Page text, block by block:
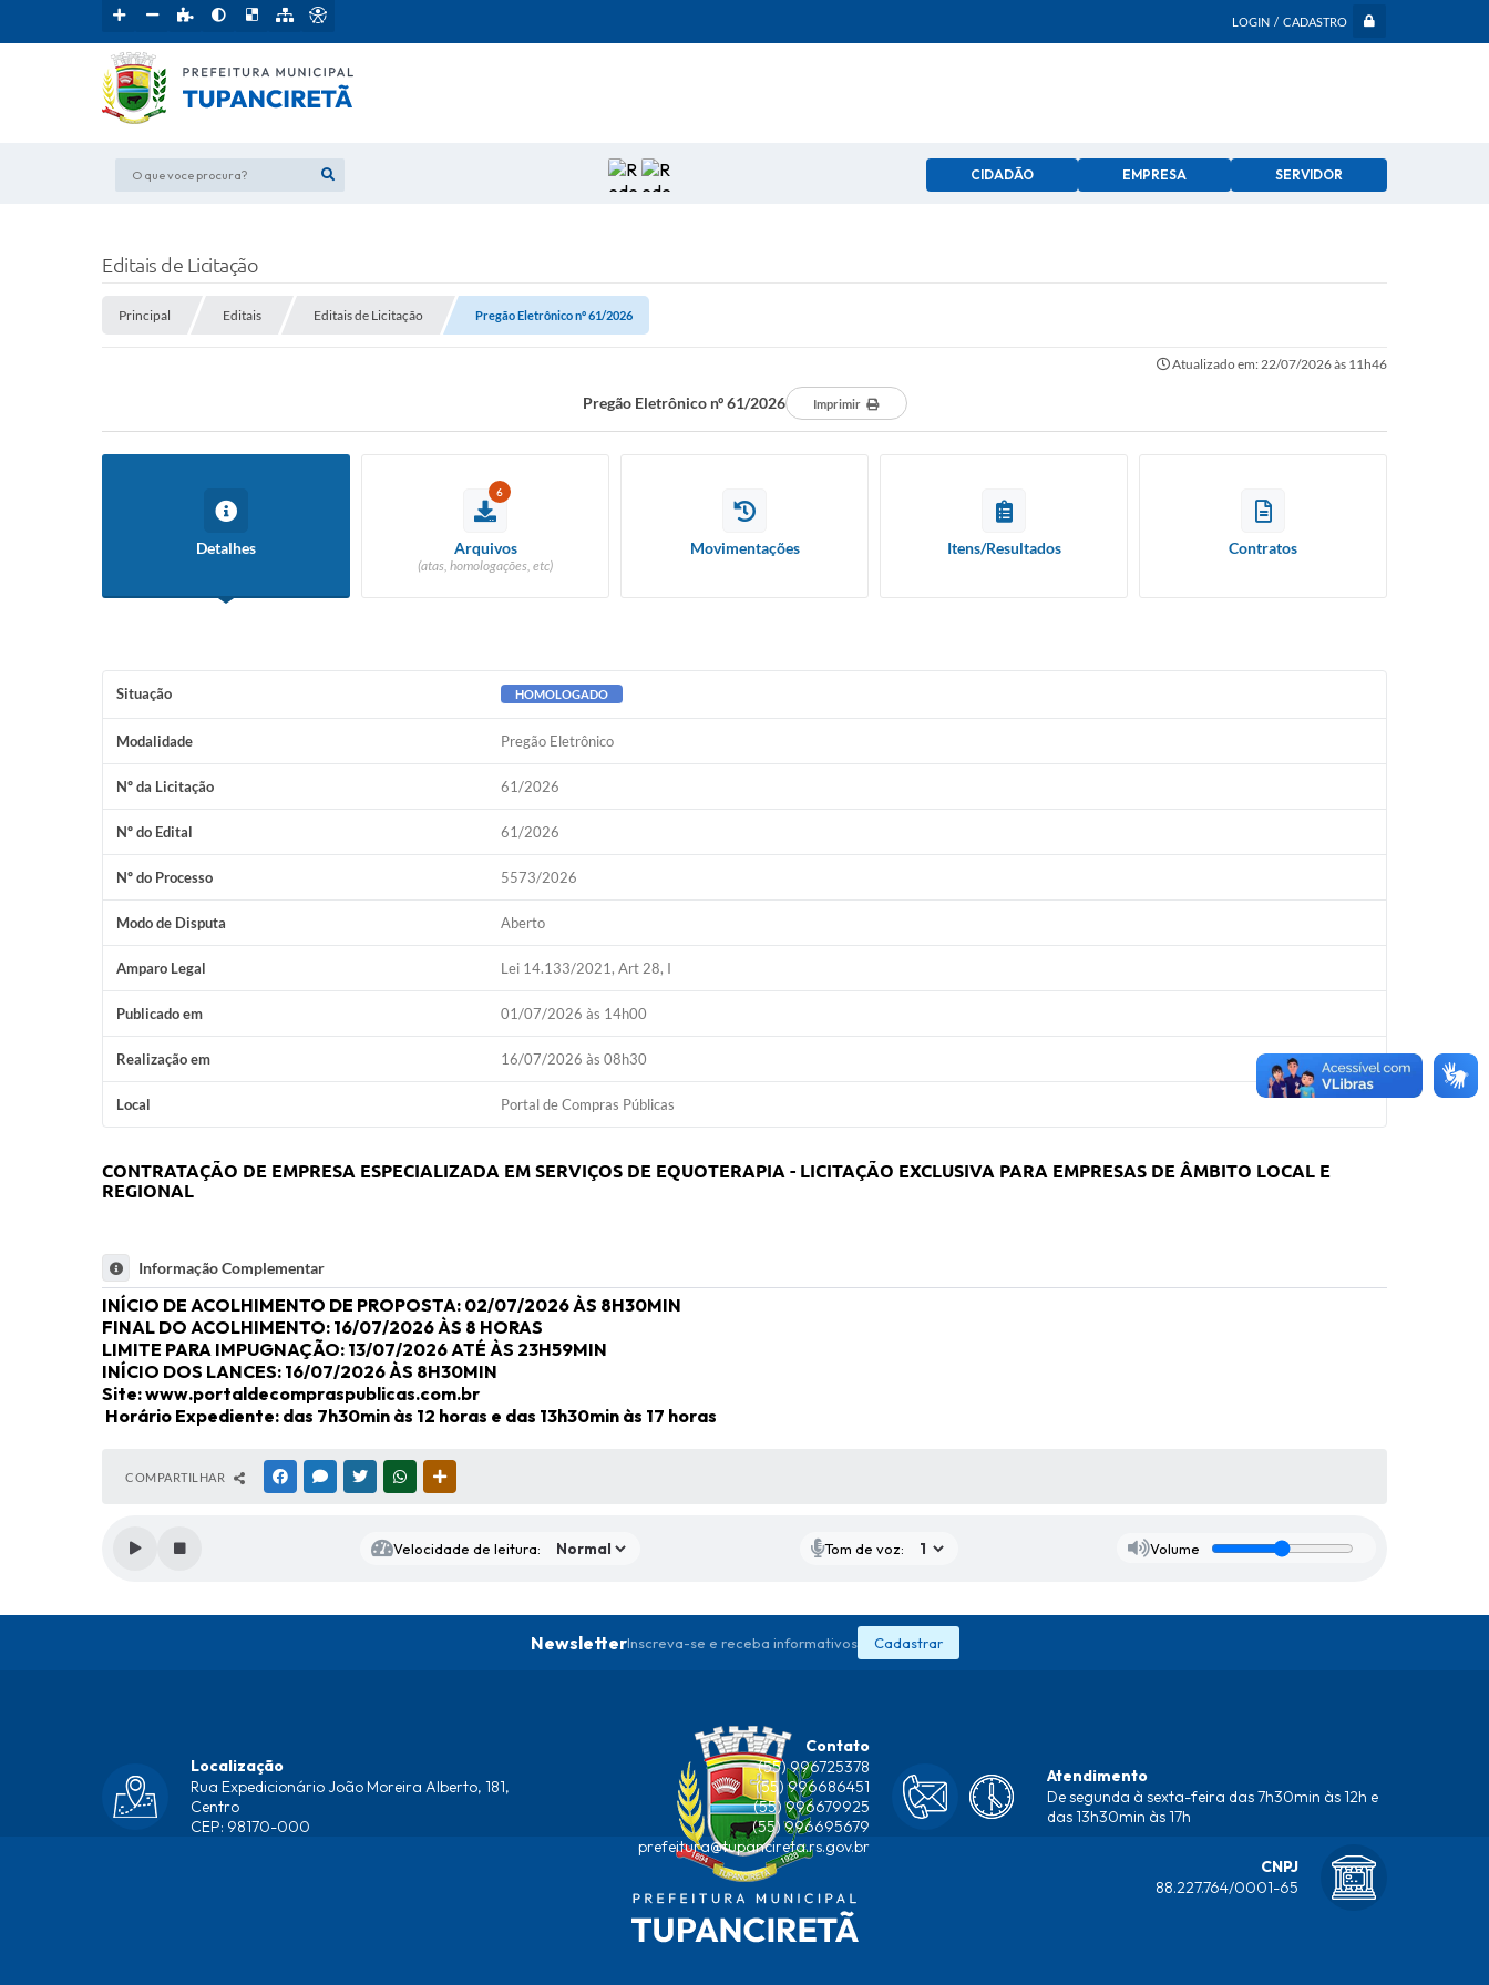
LOGIN / CADASTRO
O que voce procura? CIDADÃO EMPRESA SERVIDOR
Editais de Licitação
Principal Editais Editais de Licitação Pregão Eletrônico nº 61/2026
Atualizado em: 22/07/2026 às 11h46
Pregão Eletrônico nº 61/2026 Imprimir
Detalhes
6
Arquivos
(atas, homologações, etc)
Movimentações Itens/Resultados Contratos
Situação HOMOLOGADO
Modalidade Pregão Eletrônico
Nº da Licitação 61/2026
Nº do Edital 61/2026
Nº do Processo 5573/2026
Modo de Disputa Aberto
Amparo Legal Lei 14.133/2021, Art 28, I
Publicado em 01/07/2026 às 14h00
Realização em 16/07/2026 às 08h30
Local Portal de Compras Públicas
CONTRATAÇÃO DE EMPRESA ESPECIALIZADA EM SERVIÇOS DE EQUOTERAPIA - LICITAÇÃO EXCLUSIVA PARA EMPRESAS DE ÂMBITO LOCAL E
REGIONAL
Informação Complementar
INÍCIO DE ACOLHIMENTO DE PROPOSTA: 02/07/2026 ÀS 8H30MIN
FINAL DO ACOLHIMENTO: 16/07/2026 ÀS 8 HORAS
LIMITE PARA IMPUGNAÇÃO: 13/07/2026 ATÉ ÀS 23H59MIN
INÍCIO DOS LANCES: 16/07/2026 ÀS 8H30MIN
Site: www.portaldecompraspublicas.com.br
Horário Expediente: das 7h30min às 12 horas e das 13h30min às 17 horas
COMPARTILHAR FACEBOOKMESSENGER
TWITTERWHATSAPP
Velocidade de leitura: Tom de voz: Volume
NewsletterInscreva-se e receba informativos Cadastrar
Localização
Rua Expedicionário João Moreira Alberto, 181,
Centro
CEP: 98170-000
Contato
(55) 996725378
(55) 996686451
(55) 996679925
(55) 996695679
prefeitura@tupancireta.rs.gov.br
Atendimento
De segunda à sexta-feira das 7h30min às 12h e
das 13h30min às 17h
CNPJ
88.227.764/0001-65